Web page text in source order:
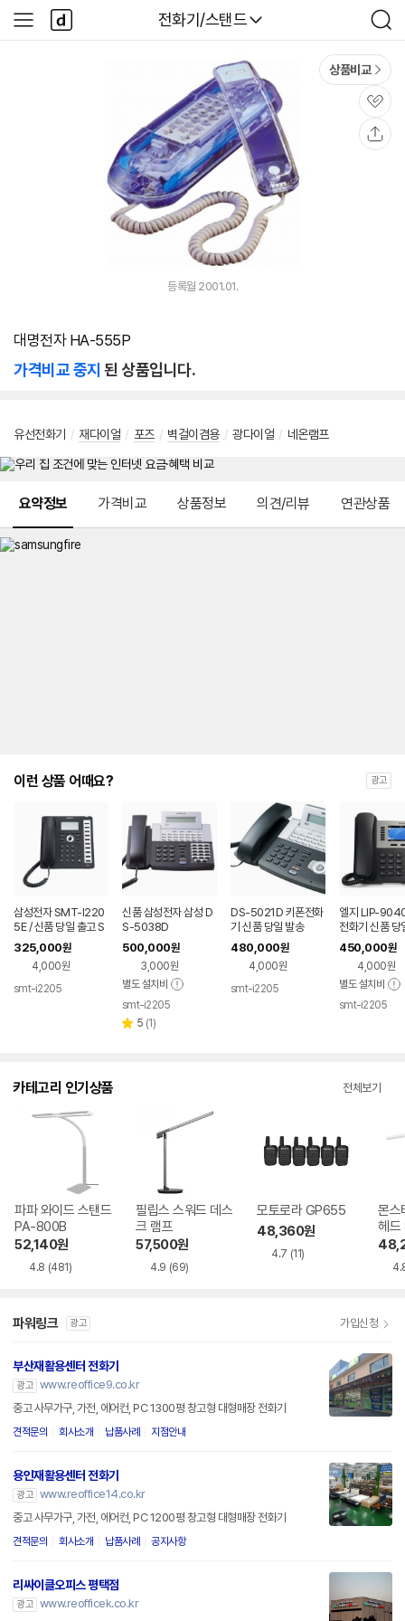
다나와
전화기/스탠드
검
색
사
이
다
나
와
상품비교
관
심
등록월 2001.01.
대명전자 HA-555P
가격비교 중지 된 상품입니다.
유선전화기 / 재다이얼 / 포즈 / 벽걸이겸용 / 광다이얼 / 네온램프
요약정보 가격비교 상품정보 의견/리뷰 연관상품
이런 상품 어때요? 광고
삼성전자 SMT-I220
5E / 신품 당일 출고 S
MTI2205E
325,000원
4,000원
smt-i2205
신품 삼성전자 삼성 D
S-5038D
500,000원
3,000원
별도 설치비
smt-i2205
별 5 리
(1)
DS-5021D 키폰전화
기 신품 당일 발송
480,000원
4,000원
smt-i2205
엘지 LIP-
전화기 신품 당
450,000원
4,000원
별도 설치비
smt-i2205
카테고리 인기상품 전체보기
파파 와이드 스탠드
PA-800B
52,140원
4.8 (481)
필립스 스워드 데스
크 램프
57,500원
4.9 (69)
모토로라 GP655
48,360원
4.7 (11)
몬스
헤
드
파워링크 광고 가입신청
부산재활용센터 전화기
광고 www.reoffice9.co.kr
중고 사무가구, 가전, 에어컨, PC 1300평 창고형 대형매장 전화기
견적문의 회사소개 납품사례 지점안내
용인재활용센터 전화기
광고 www.reoffice14.co.kr
중고 사무가구, 가전, 에어컨, PC 1200평 창고형 대형매장 전화기
견적문의 회사소개 납품사례 공지사항
리싸이클오피스 평택점
광고 www.reofficek.co.kr